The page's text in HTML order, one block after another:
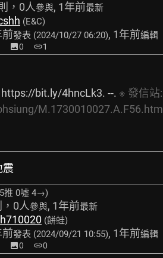
，0人參與, 1年前最新
(E&C)
前發表 (2024/10/27 06:20), 1年前編輯
image0 link1
https://bit.ly/4hncLk3. --. ※ 發信站:
M.1730010027.A.F56.html
震
推 0噓 4→)
0人參與, 1年前最新
(餅蛙)
前發表 (2024/09/21 10:55), 1年前編輯
image0 link0